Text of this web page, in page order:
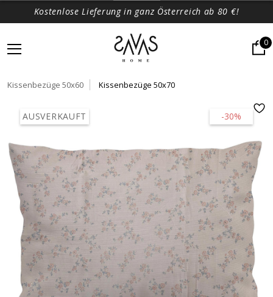
Kostenlose Lieferung in ganz Österreich ab 80 €!
0
Kissenbezüge 50x60 Kissenbezüge 50x70
-30%
AUSVERKAUFT